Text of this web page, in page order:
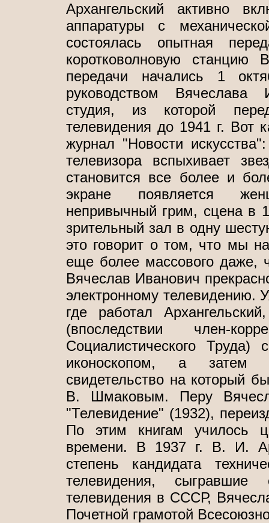
Архангельский активно
аппаратуры с
состоялась опытная
коротковолновую
передачи начались 1
руководством Вячеслава
студия, из которой
телевидения до 1941 г. Вот
журнал "Новости
телевизора вспыхивает
становится все более и
экране появляется
непривычный грим, сцена в
зрительный зал в одну
это говорит о том, что мы
еще более массового даже,
Вячеслав Иванович
электронному телевидению.
где работал
(впоследствии член-
Социалистического Труда)
иконоскопом, а затем с
свидетельство на который
В. Шмаковым. Перу
"Телевидение" (1932),
По этим книгам училось
времени. В 1937 г. В. И.
степень кандидата
телевидения,
телевидения в СССР,
Почетной грамотой